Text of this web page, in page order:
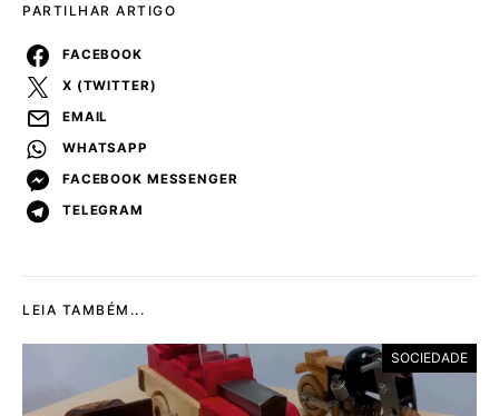
PARTILHAR ARTIGO
FACEBOOK
X (TWITTER)
EMAIL
WHATSAPP
FACEBOOK MESSENGER
TELEGRAM
LEIA TAMBÉM...
SOCIEDADE